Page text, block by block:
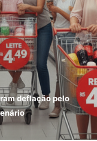
deflação pelo